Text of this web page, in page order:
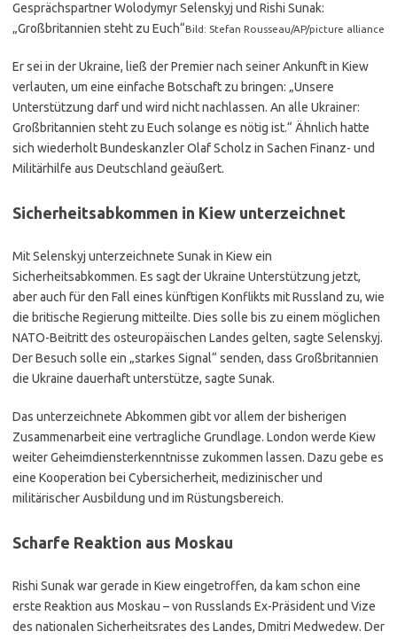
Gesprächspartner Wolodymyr Selenskyj und Rishi Sunak:
„Großbritannien steht zu Euch“Bild: Stefan Rousseau/AP/picture alliance
Er sei in der Ukraine, ließ der Premier nach seiner Ankunft in Kiew
verlauten, um eine einfache Botschaft zu bringen: „Unsere
Unterstützung darf und wird nicht nachlassen. An alle Ukrainer:
Großbritannien steht zu Euch solange es nötig ist.“ Ähnlich hatte
sich wiederholt Bundeskanzler Olaf Scholz in Sachen Finanz- und
Militärhilfe aus Deutschland geäußert.
Sicherheitsabkommen in Kiew unterzeichnet
Mit Selenskyj unterzeichnete Sunak in Kiew ein
Sicherheitsabkommen. Es sagt der Ukraine Unterstützung jetzt,
aber auch für den Fall eines künftigen Konflikts mit Russland zu, wie
die britische Regierung mitteilte. Dies solle bis zu einem möglichen
NATO-Beitritt des osteuropäischen Landes gelten, sagte Selenskyj.
Der Besuch solle ein „starkes Signal“ senden, dass Großbritannien
die Ukraine dauerhaft unterstütze, sagte Sunak.
Das unterzeichnete Abkommen gibt vor allem der bisherigen
Zusammenarbeit eine vertragliche Grundlage. London werde Kiew
weiter Geheimdiensterkenntnisse zukommen lassen. Dazu gebe es
eine Kooperation bei Cybersicherheit, medizinischer und
militärischer Ausbildung und im Rüstungsbereich.
Scharfe Reaktion aus Moskau
Rishi Sunak war gerade in Kiew eingetroffen, da kam schon eine
erste Reaktion aus Moskau – von Russlands Ex-Präsident und Vize
des nationalen Sicherheitsrates des Landes, Dmitri Medwedew. Der